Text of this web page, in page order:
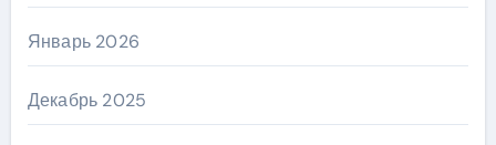
Январь 2026
Декабрь 2025